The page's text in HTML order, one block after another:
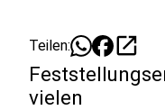
Teilen: open_in_new
vielen